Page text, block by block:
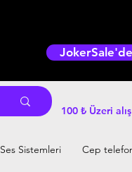
100 ₺ Üzeri
Ses Sistemleri Cep